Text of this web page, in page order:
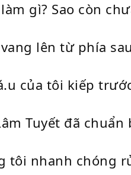
gì? Sao còn
lên từ phía
của tôi kiếp
Tuyết đã
tôi nhanh chóng